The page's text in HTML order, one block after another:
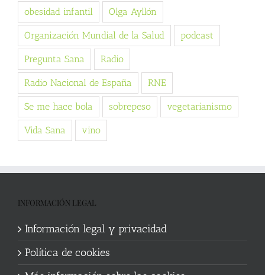
obesidad infantil Olga Ayllón
Organización Mundial de la Salud podcast
Pregunta Sana Radio
Radio Nacional de España RNE
Se me hace bola sobrepeso vegetarianismo
Vida Sana vino
INFORMACIÓN LEGAL
Información legal y privacidad
Política de cookies